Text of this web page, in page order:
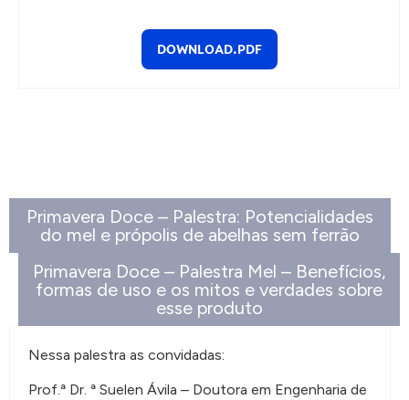
DOWNLOAD.PDF
Primavera Doce – Palestra: Potencialidades
do mel e própolis de abelhas sem ferrão
Primavera Doce – Palestra Mel – Benefícios,
formas de uso e os mitos e verdades sobre
esse produto
Nessa palestra as convidadas:
Prof.ª Dr. ª Suelen Ávila – Doutora em Engenharia de